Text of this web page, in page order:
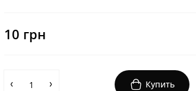
10 грн
Купить